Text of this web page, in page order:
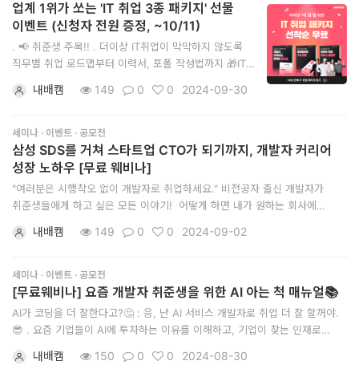
크
워
크
와
버
데
이
이
스
프
로
업계 1위가 쏘는 'IT 취업 3종 패키지' 선물
이벤트 (신청자 전원 증정, ~10/11)
. 📢 취준생 주목!! . 더이상 IT취업이 막막하지 않도록
직무별 취업 로드맵부터 이력서, 포폴 작성법까지 🎁IT
비전공자도 취업하는 개발자, 디자이너, 마케터 로드맵
서류합격을 부르는 이력서 작성 꿀팁&템플릿 . ✅참여 방법
1)무료 신청하기 버
내배캠 149 0 0 2024-09-30
세미나 · 이벤트 · 공모전
삼성 SDS를 거쳐 스타트업 CTO가 되기까지, 개발자 커리어
성장 노하우 [무료 웨비나]
"여러분은 시행착오 없이 개발자로 취업하세요." 비전공자 출신 개발자가
취준생들에게 하고 싶은 모든 이야기! ​ 어떻게 하면 내가 원하는 회사에
CTO가 된 비전공자 출신 개발자에게 취업 전망부터 개발자 필수 역량까지,
내배캠 149 0 0 2024-09-02
세미나 · 이벤트 · 공모전
[무료웨비나] 요즘 개발자 취준생을 위한 AI 아는 척 매뉴얼📚
AI가 코딩을 더 잘한다고?🤔 : 응, 난 AI 서비스 개발자로 취업 더 잘 할꺼야.
😎 . 요즘 기업들이 AI에 투자하는 이유를 이해하고, 기업이 찾는 인재로
#무료 AI 웨비나: 개발자 취업 돌파 전략 A to Z . ✅ 일자: 2024년 9
내배캠 150 0 0 2024-08-30